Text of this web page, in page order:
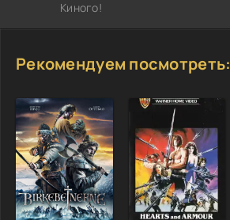
Киного!
Рекомендуем посмотреть: